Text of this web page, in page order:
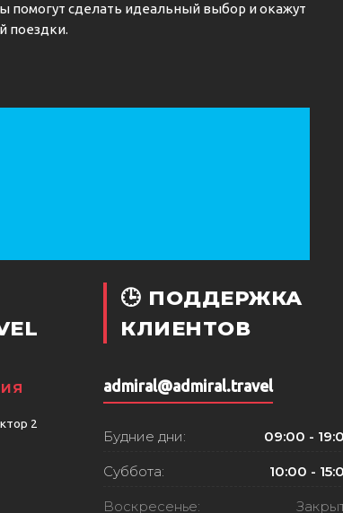
сделать идеальный выбор и окажут
поездки.
2
🕒 ПОДДЕРЖКА
КЛИЕНТОВ
admiral@admiral.travel
Будние дни: 09:00 -
Суббота: 10:00 -
Воскресенье: